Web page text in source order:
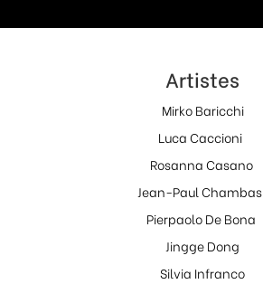
Artistes
Mirko Baricchi
Luca Caccioni
Rosanna Casano
Jean-Paul Chambas
Pierpaolo De Bona
Jingge Dong
Silvia Infranco